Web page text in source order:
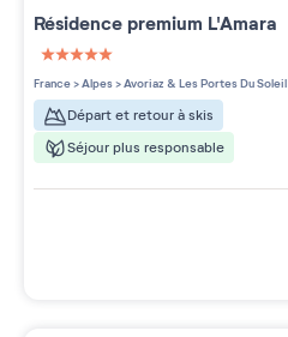
Résidence premium L'Amara
5 étoiles sur 5
France>Alpes>Avoriaz & Les Portes Du Soleil
Départ et retour à skis
Séjour plus responsable